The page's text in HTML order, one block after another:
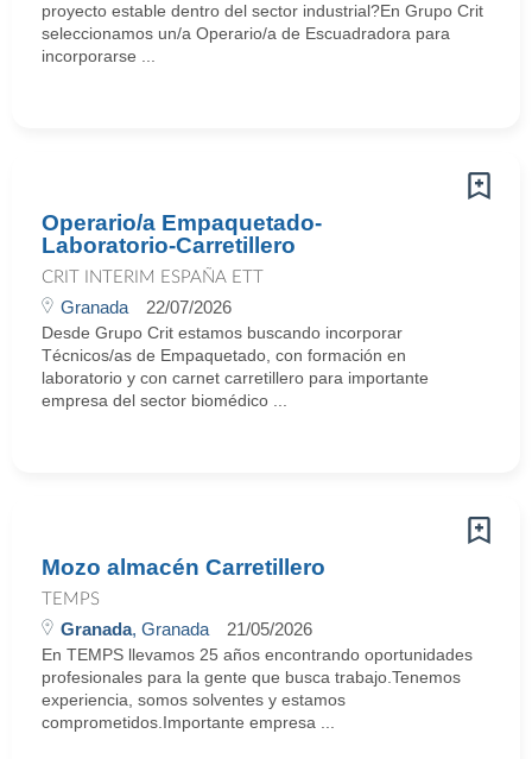
proyecto estable dentro del sector industrial?En Grupo Crit
seleccionamos un/a Operario/a de Escuadradora para
incorporarse ...
Operario/a Empaquetado-
Laboratorio-Carretillero
CRIT INTERIM ESPAÑA ETT
Granada 22/07/2026
Desde Grupo Crit estamos buscando incorporar
Técnicos/as de Empaquetado, con formación en
laboratorio y con carnet carretillero para importante
empresa del sector biomédico ...
Mozo almacén Carretillero
TEMPS
Granada, Granada 21/05/2026
En TEMPS llevamos 25 años encontrando oportunidades
profesionales para la gente que busca trabajo.Tenemos
experiencia, somos solventes y estamos
comprometidos.Importante empresa ...